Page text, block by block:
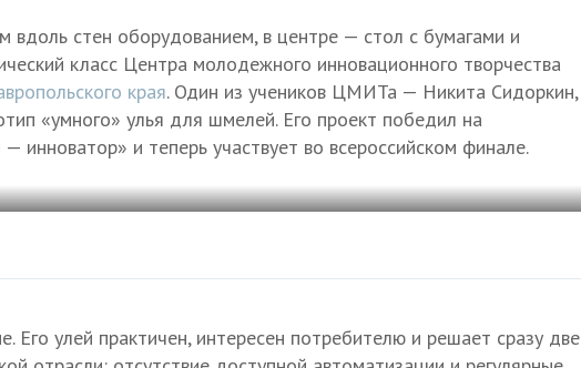
вдоль стен оборудованием, в центре — стол с бумагами и
класс Центра молодежного инновационного творчества
края. Один из учеников ЦМИТа — Никита Сидоркин,
«умного» улья для шмелей. Его проект победил на
инноватор» и теперь участвует во всероссийском финале.
Его улей практичен, интересен потребителю и решает сразу две